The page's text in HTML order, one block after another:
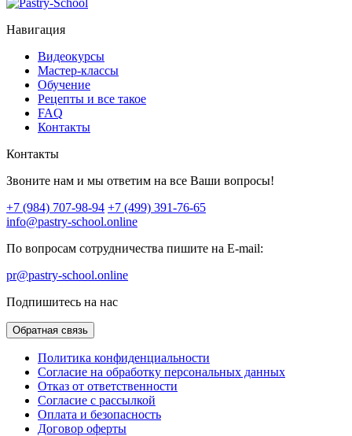
Навигация
Видеокурсы
Мастер-классы
Обучение
Рецепты и все такое
FAQ
Контакты
Контакты
Звоните нам и мы ответим на все Ваши вопросы!
+7 (984) 707-98-94 +7 (499) 391-76-65
info@pastry-school.online
По вопросам сотрудничества пишите на E-mail:
pr@pastry-school.online
Подпишитесь на нас
Обратная связь
Политика конфиденциальности
Согласие на обработку персональных данных
Отказ от ответственности
Согласие с рассылкой
Оплата и безопасность
Договор оферты